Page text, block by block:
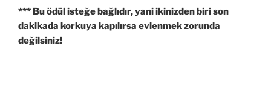
*** Bu ödül isteğe bağlıdır, yani ikinizden biri son
dakikada korkuya kapılırsa evlenmek zorunda
değilsiniz!